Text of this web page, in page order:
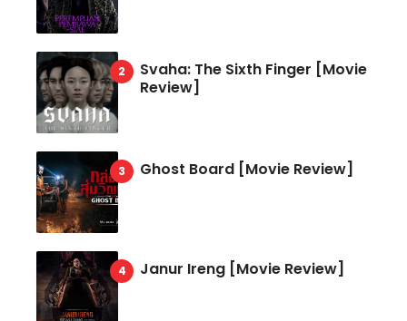
Svaha: The Sixth Finger [Movie
Review]
Ghost Board [Movie Review]
Janur Ireng [Movie Review]